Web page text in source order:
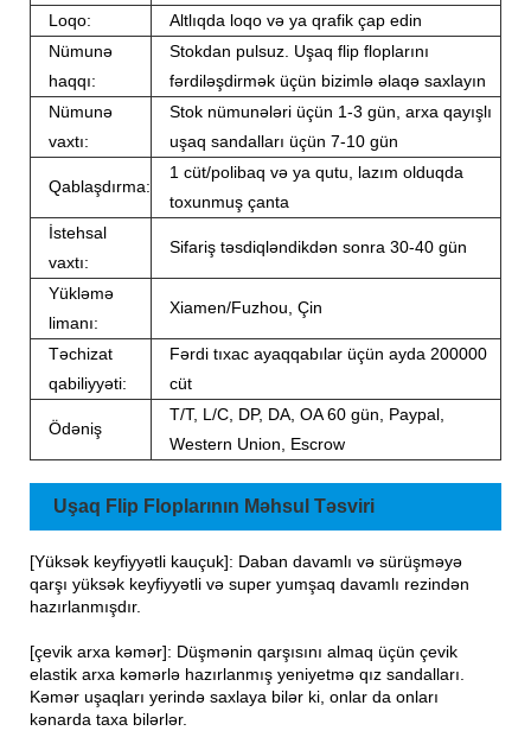
Loqo:
Altlıqda loqo və ya qrafik çap edin
Nümunə
haqqı:
Stokdan pulsuz. Uşaq flip floplarını
fərdiləşdirmək üçün bizimlə əlaqə saxlayın
Nümunə
vaxtı:
Stok nümunələri üçün 1-3 gün, arxa qayışlı
uşaq sandalları üçün 7-10 gün
Qablaşdırma:
1 cüt/polibaq və ya qutu, lazım olduqda
toxunmuş çanta
İstehsal
vaxtı:
Sifariş təsdiqləndikdən sonra 30-40 gün
Yükləmə
limanı:
Xiamen/Fuzhou, Çin
Təchizat
qabiliyyəti:
Fərdi tıxac ayaqqabılar üçün ayda 200000
cüt
Ödəniş
T/T, L/C, DP, DA, OA 60 gün, Paypal,
Western Union, Escrow
Uşaq Flip Floplarının Məhsul Təsviri
[Yüksək keyfiyyətli kauçuk]: Daban davamlı və sürüşməyə
qarşı yüksək keyfiyyətli və super yumşaq davamlı rezindən
hazırlanmışdır.
[çevik arxa kəmər]: Düşmənin qarşısını almaq üçün çevik
elastik arxa kəmərlə hazırlanmış yeniyetmə qız sandalları.
Kəmər uşaqları yerində saxlaya bilər ki, onlar da onları
kənarda taxa bilərlər.